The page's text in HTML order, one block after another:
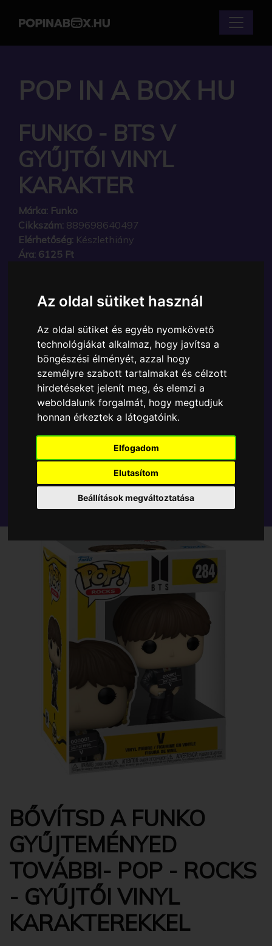
Az oldal sütiket használ
Az oldal sütiket és egyéb nyomkövető
technológiákat alkalmaz, hogy javítsa a
böngészési élményét, azzal hogy
személyre szabott tartalmakat és célzott
hirdetéseket jelenít meg, és elemzi a
weboldalunk forgalmát, hogy megtudjuk
honnan érkeztek a látogatóink.
Elfogadom
Elutasítom
Beállítások megváltoztatása
POP IN A BOX HU
FUNKO - BTS V
GYŰJTŐI VINYL
KARAKTER
Márka: Funko
Cikkszám: 889698640497
Elérhetőség: Készlethiány
Ára: 6125 Ft
Funko - BTS V gyűjtői vinyl karakter, amely ablakos
csomagolásban azaz - POP In a Box - várja új
A termék sajnos nem elérhető, nézd meg
MÁSOK MIT VESZNEK
Tetszik? Osszd meg másokkal!
BŐVÍTSD A FUNKO
GYŰJTEMÉNYED
TOVÁBBI- POP - ROCKS
- GYŰJTŐI VINYL
KARAKTEREKKEL